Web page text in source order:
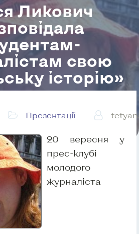
Ликович
свою
історію»
Презентації
20 вересня у
прес-клубі
молодого
журналіста